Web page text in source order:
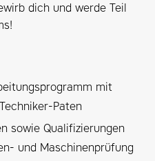
dich und werde Teil
mit
Paten
sowie Qualifizierungen
und Maschinenprüfung